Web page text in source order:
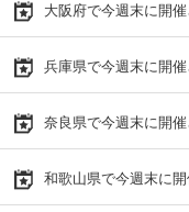
大阪府で今週末に開
兵庫県で今週末に開
奈良県で今週末に開
和歌山県で今週末に